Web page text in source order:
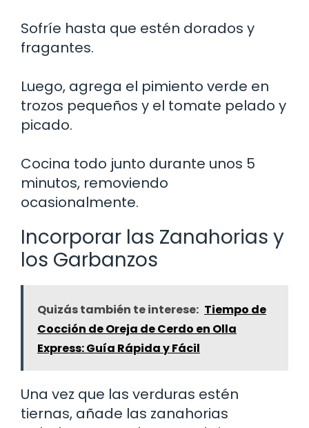
Sofríe hasta que estén dorados y
fragantes.
Luego, agrega el pimiento verde en
trozos pequeños y el tomate pelado y
picado.
Cocina todo junto durante unos 5
minutos, removiendo
ocasionalmente.
Incorporar las Zanahorias y
los Garbanzos
Quizás también te interese: Tiempo de
Cocción de Oreja de Cerdo en Olla
Express: Guía Rápida y Fácil
Una vez que las verduras estén
tiernas, añade las zanahorias